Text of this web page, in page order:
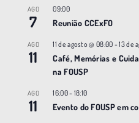
AGO
7
09:00
Reunião CCExFO
AGO
11
11 de agosto @ 08:00 -13 de
Café, Memórias e
na FOUSP
AGO
11
16:00- 18:10
Evento do FOUSP em